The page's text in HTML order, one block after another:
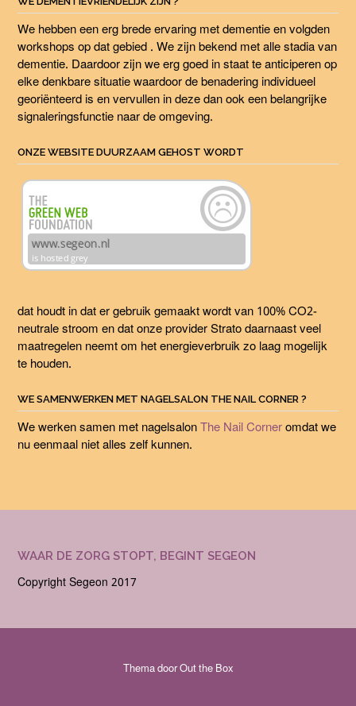
We hebben een erg brede ervaring met dementie en volgden
workshops op dat gebied . We zijn bekend met alle stadia van
dementie. Daardoor zijn we erg goed in staat te anticiperen op
elke denkbare situatie waardoor de benadering individueel
georiënteerd is en vervullen in deze dan ook een belangrijke
signaleringsfunctie naar de omgeving.
ONZE WEBSITE DUURZAAM GEHOST WORDT
dat houdt in dat er gebruik gemaakt wordt van 100% CO2-
neutrale stroom en dat onze provider Strato daarnaast veel
maatregelen neemt om het energieverbruik zo laag mogelijk
te houden.
WE SAMENWERKEN MET NAGELSALON THE NAIL CORNER ?
We werken samen met nagelsalonThe Nail Corneromdat we
nu eenmaal niet alles zelf kunnen.
WAAR DE ZORG STOPT, BEGINT SEGEON
Copyright Segeon 2017
Thema doorOut the Box